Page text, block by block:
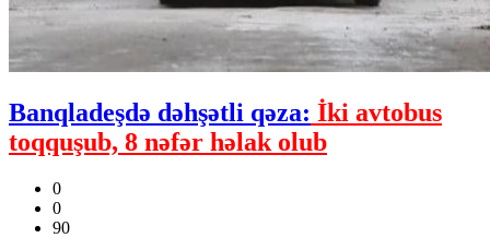
Banqladeşdə dəhşətli qəza: İki avtobus
toqquşub, 8 nəfər həlak olub
0
0
90